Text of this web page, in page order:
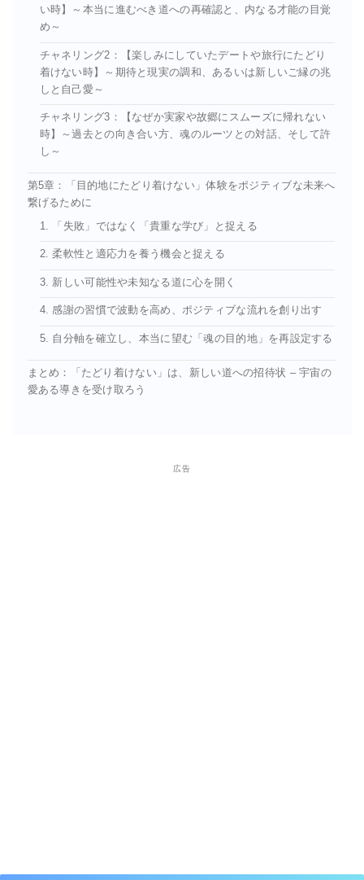
い時】～本当に進むべき道への再確認と、内なる才能の目覚
め～
チャネリング2：【楽しみにしていたデートや旅行にたどり
着けない時】～期待と現実の調和、あるいは新しいご縁の兆
しと自己愛～
チャネリング3：【なぜか実家や故郷にスムーズに帰れない
時】～過去との向き合い方、魂のルーツとの対話、そして許
し～
第5章：「目的地にたどり着けない」体験をポジティブな未来へ
繋げるために
1. 「失敗」ではなく「貴重な学び」と捉える
2. 柔軟性と適応力を養う機会と捉える
3. 新しい可能性や未知なる道に心を開く
4. 感謝の習慣で波動を高め、ポジティブな流れを創り出す
5. 自分軸を確立し、本当に望む「魂の目的地」を再設定する
まとめ：「たどり着けない」は、新しい道への招待状 – 宇宙の
愛ある導きを受け取ろう
広告